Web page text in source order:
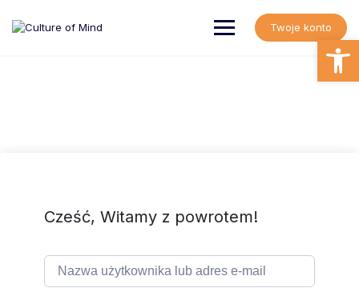
content
Twoje konto
Cześć, Witamy z powrotem!